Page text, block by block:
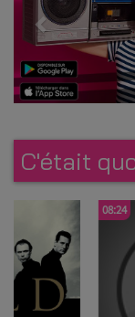
C'était